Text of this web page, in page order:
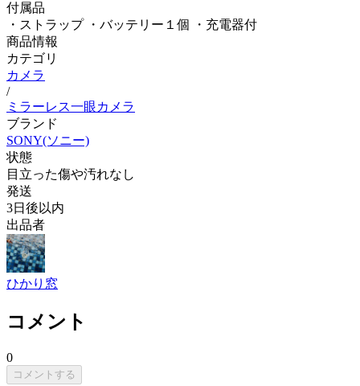
付属品
・ストラップ ・バッテリー１個 ・充電器付
商品情報
カテゴリ
カメラ
/
ミラーレス一眼カメラ
ブランド
SONY(ソニー)
状態
目立った傷や汚れなし
発送
3日後以内
出品者
ひかり窓
コメント
0
コメントする